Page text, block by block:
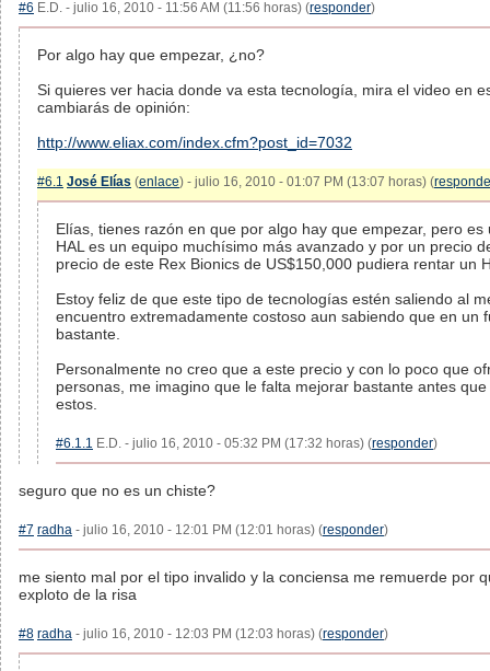
#6 E.D. - julio 16, 2010 - 11:56 AM (11:56 horas) (responder)
Por algo hay que empezar, ¿no?
Si quieres ver hacia donde va esta tecnología, mira el video en
cambiarás de opinión:
http://www.eliax.com/index.cfm?post_id=7032
#6.1 José Elías (enlace) - julio 16, 2010 - 01:07 PM (13:07 horas) (
Elías, tienes razón en que por algo hay que empezar, pero
HAL es un equipo muchísimo más avanzado y por un precio
precio de este Rex Bionics de US$150,000 pudiera rentar un
Estoy feliz de que este tipo de tecnologías estén saliendo al
encuentro extremadamente costoso aun sabiendo que en un
bastante.
Personalmente no creo que a este precio y con lo poco que
personas, me imagino que le falta mejorar bastante antes
estos.
#6.1.1 E.D. - julio 16, 2010 - 05:32 PM (17:32 horas) (responder)
seguro que no es un chiste?
#7 radha - julio 16, 2010 - 12:01 PM (12:01 horas) (responder)
me siento mal por el tipo invalido y la conciensa me remuerde por
exploto de la risa
#8 radha - julio 16, 2010 - 12:03 PM (12:03 horas) (responder)